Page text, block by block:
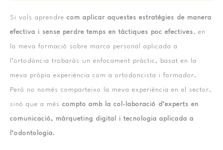
Si vols aprendre com aplicar aquestes estratègies de manera
efectiva i sense perdre temps en tàctiques poc efectives, en
la meva formació sobre marca personal aplicada a
l’ortodòncia trobaràs un enfocament pràctic, basat en la
meva pròpia experiència com a ortodoncista i formador.
Però no només comparteixo la meva experiència en el sector,
sinó que a més compto amb la col·laboració d’experts en
comunicació, màrqueting digital i tecnologia aplicada a
l’odontologia.